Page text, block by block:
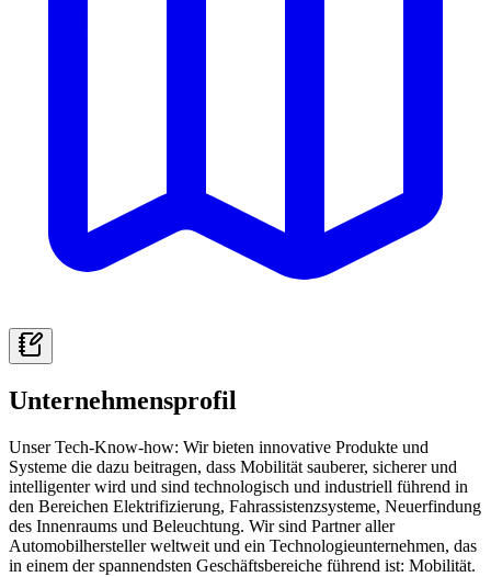
Unternehmensprofil
Unser Tech-Know-how: Wir bieten innovative Produkte und
Systeme die dazu beitragen, dass Mobilität sauberer, sicherer und
intelligenter wird und sind technologisch und industriell führend in
den Bereichen Elektrifizierung, Fahrassistenzsysteme, Neuerfindung
des Innenraums und Beleuchtung. Wir sind Partner aller
Automobilhersteller weltweit und ein Technologieunternehmen, das
in einem der spannendsten Geschäftsbereiche führend ist: Mobilität.